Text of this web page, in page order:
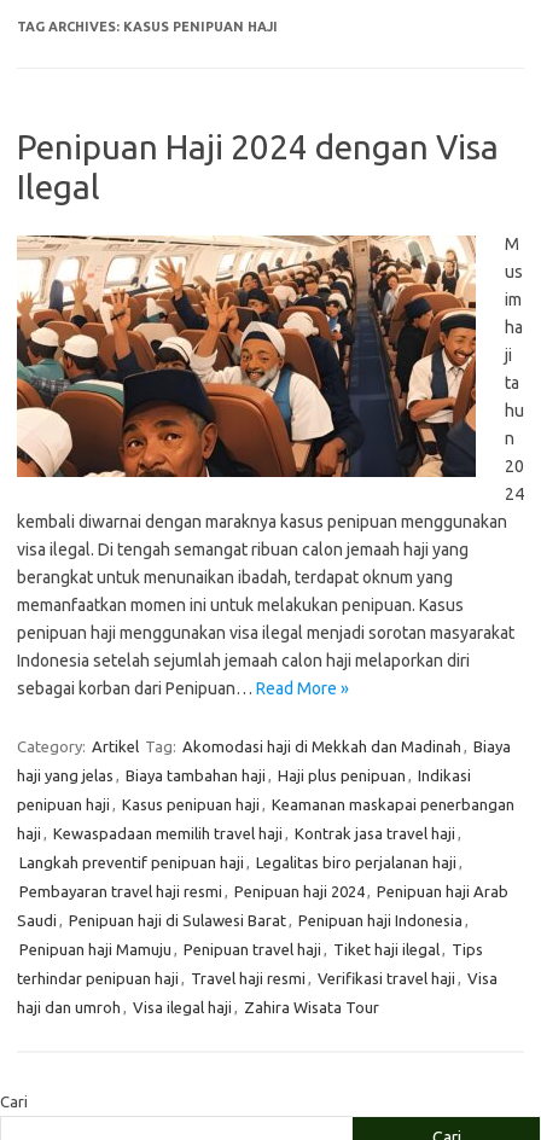
TAG ARCHIVES: KASUS PENIPUAN HAJI
Penipuan Haji 2024 dengan Visa
Ilegal
M
us
im
ha
ji
ta
hu
n
20
24
kembali diwarnai dengan maraknya kasus penipuan menggunakan
visa ilegal. Di tengah semangat ribuan calon jemaah haji yang
berangkat untuk menunaikan ibadah, terdapat oknum yang
memanfaatkan momen ini untuk melakukan penipuan. Kasus
penipuan haji menggunakan visa ilegal menjadi sorotan masyarakat
Indonesia setelah sejumlah jemaah calon haji melaporkan diri
sebagai korban dari Penipuan… Read More »
Category: Artikel Tag: Akomodasi haji di Mekkah dan Madinah , Biaya
haji yang jelas , Biaya tambahan haji , Haji plus penipuan , Indikasi
penipuan haji , Kasus penipuan haji , Keamanan maskapai penerbangan
haji , Kewaspadaan memilih travel haji , Kontrak jasa travel haji ,
Langkah preventif penipuan haji , Legalitas biro perjalanan haji ,
Pembayaran travel haji resmi , Penipuan haji 2024, Penipuan haji Arab
Saudi , Penipuan haji di Sulawesi Barat, Penipuan haji Indonesia ,
Penipuan haji Mamuju , Penipuan travel haji , Tiket haji ilegal, Tips
terhindar penipuan haji , Travel haji resmi , Verifikasi travel haji , Visa
haji dan umroh , Visa ilegal haji , Zahira Wisata Tour
Cari